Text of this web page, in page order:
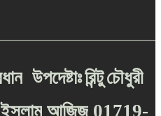
উপদেষ্টাঃরিন্টুচৌধুরী
ইসলাম আজিজ 01719-